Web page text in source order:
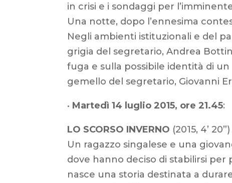
in crisi e i sondaggi per
Una notte, dopo l’ennesima
Negli ambienti istituzionali e del
grigia del segretario, Andrea
fuga e sulla possibile identità di
gemello del segretario, Giovanni
• Martedì 14 luglio 2015, ore 21.45:
LO SCORSO INVERNO (2015, 4’
Un ragazzo singalese e una
dove hanno deciso di stabilirsi
nasce una storia destinata a